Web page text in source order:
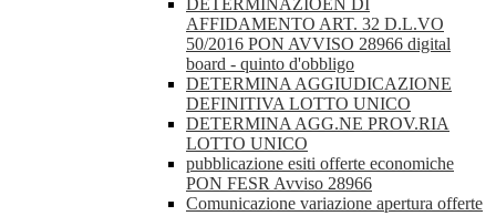
DETERMINAZIOEN DI
AFFIDAMENTO ART. 32 D.L.VO
50/2016 PON AVVISO 28966 digital
board - quinto d'obbligo
DETERMINA AGGIUDICAZIONE
DEFINITIVA LOTTO UNICO
DETERMINA AGG.NE PROV.RIA
LOTTO UNICO
pubblicazione esiti offerte economiche
PON FESR Avviso 28966
Comunicazione variazione apertura offerte